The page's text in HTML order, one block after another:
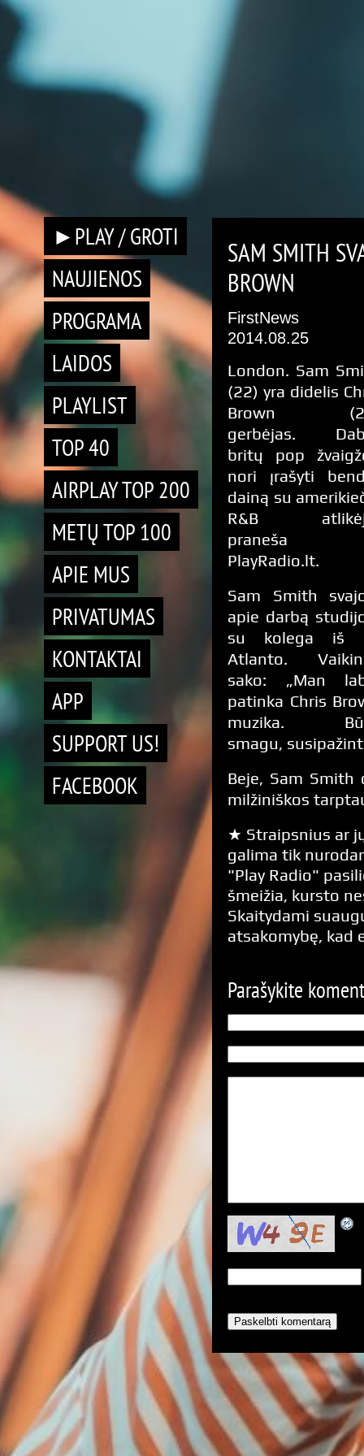
►PLAY / GROTI
NAUJIENOS
PROGRAMA
LAIDOS
PLAYLIST
TOP 40
AIRPLAY TOP 200
METŲ TOP 100
APIE MUS
PRIVATUMAS
KONTAKTAI
APP
SUPPORT US!
FACEBOOK
SAM SMITH
BROWN
FirstNews
2014.08.25
London. Sam
(22) yra didelis
Brown
gerbėjas.
britų pop
nori įrašyti
dainą su
R&B
praneša
PlayRadio.lt.
Sam Smith
apie darbą
su kolega iš
Atlanto.
sako: „Man
patinka Chris
muzika.
smagu,
Beje, Sam Smith
milžiniškos
★ Straipsnius ar
galima tik
"Play Radio"
šmeižia, kursto
Skaitydami
atsakomybę, kad
Parašykite